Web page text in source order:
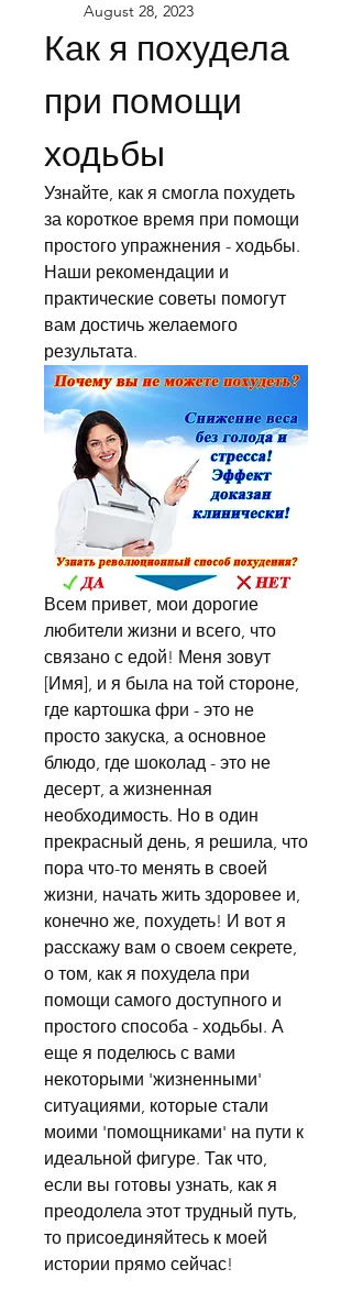
August 28, 2023
Как я похудела
при помощи
ходьбы
Узнайте, как я смогла похудеть
за короткое время при помощи
простого упражнения - ходьбы.
Наши рекомендации и
практические советы помогут
вам достичь желаемого
результата.
Всем привет, мои дорогие
любители жизни и всего, что
связано с едой! Меня зовут
[Имя], и я была на той стороне,
где картошка фри - это не
просто закуска, а основное
блюдо, где шоколад - это не
десерт, а жизненная
необходимость. Но в один
прекрасный день, я решила, что
пора что-то менять в своей
жизни, начать жить здоровее и,
конечно же, похудеть! И вот я
расскажу вам о своем секрете,
о том, как я похудела при
помощи самого доступного и
простого способа - ходьбы. А
еще я поделюсь с вами
некоторыми 'жизненными'
ситуациями, которые стали
моими 'помощниками' на пути к
идеальной фигуре. Так что,
если вы готовы узнать, как я
преодолела этот трудный путь,
то присоединяйтесь к моей
истории прямо сейчас!